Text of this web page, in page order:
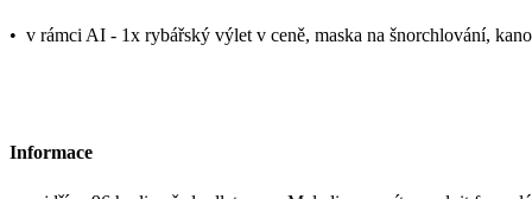
• v rámci AI - 1x rybářský výlet v ceně, maska na šnorchlování,
Informace